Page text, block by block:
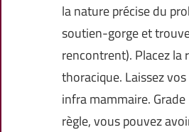
la nature précise du
soutien-gorge et
rencontrent). Placez la
thoracique. Laissez
infra mammaire.
règle, vous pouvez